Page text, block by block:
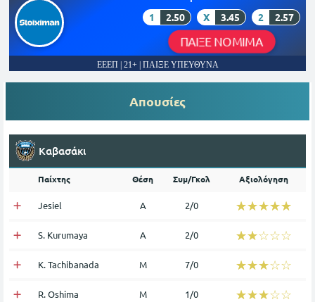
1 2.50 X 3.45 2 2.57
ΠΑΙΞΕ ΝΟΜΙΜΑ
ΕΕΕΠ | 21+ | ΠΑΙΞΕ ΥΠΕΥΘΥΝΑ
Απουσίες
Καβασάκι
Παίχτης Θέση Συμ/Γκολ Αξιολόγηση
Jesiel Α 2/0 ☆☆☆☆☆
★★★★★
S. Kurumaya Α 2/0 ☆☆☆☆☆
★★★★★
K. Tachibanada Μ 7/0 ☆☆☆☆☆
★★★★★
R. Oshima Μ 1/0 ☆☆☆☆☆
★★★★★